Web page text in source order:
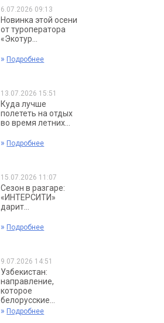
6.07.2026 09:13
Новинка этой осени
от туроператора
«Экотур...
» Подробнее
13.07.2026 15:51
Куда лучше
полететь на отдых
во время летних...
» Подробнее
15.07.2026 11:07
Сезон в разгаре:
«ИНТЕРСИТИ»
дарит...
» Подробнее
9.07.2026 14:51
Узбекистан:
направление,
которое
белорусские...
» Подробнее